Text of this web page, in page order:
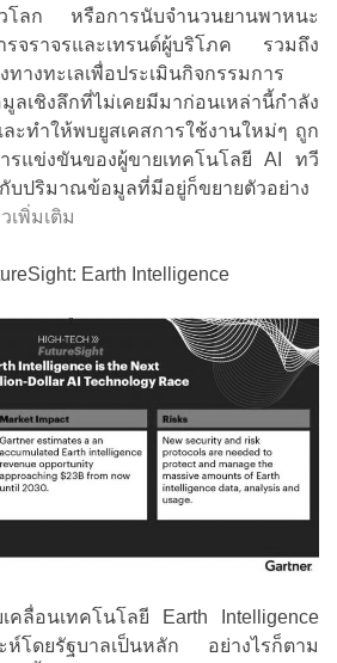
วโลก หรือการนับจำนวนยานพาหนะ
ารจราจรและเทรนด์ผู้บริโภค รวมถึง
างทะเลเพื่อประเมินกิจกรรมการ
ชิงลึกที่ไม่เคยมีมาก่อนเหล่านี้กำลัง
ะทำให้พบยูสเคสการใช้งานใหม่ๆ ถูก
แข่งขันของผู้ขายเทคโนโลยี AI ทวี
บปริมาณข้อมูลที่มีอยู่ก็ขยายตัวอย่าง
เพิ่มเติม
Earth Intelligence
ลื่อนเทคโนโลยี Earth Intelligence
ห์โดยรัฐบาลเป็นหลัก อย่างไรก็ตาม